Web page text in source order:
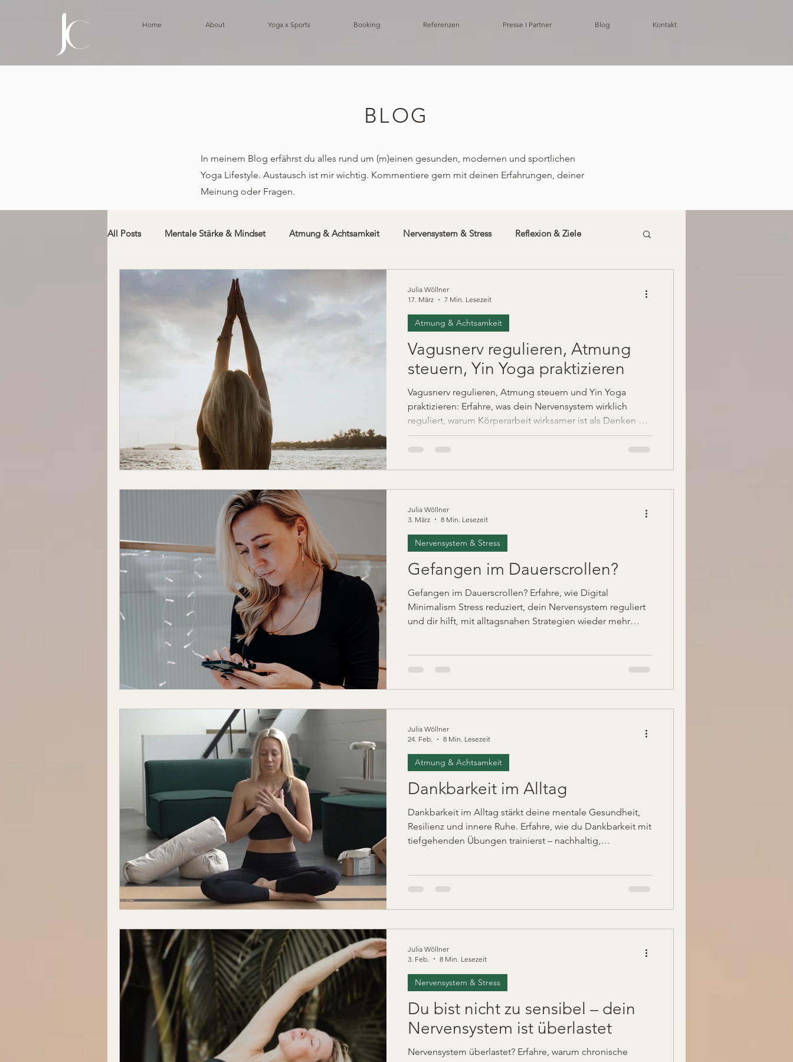
Home About Yoga x Sports Booking Referenzen Presse I Partner Blog Kontakt
BLOG
In meinem Blog erfährst du alles rund um (m)einen gesunden, modernen und sportlichen
Yoga Lifestyle. Austausch ist mir wichtig. Kommentiere gern mit deinen Erfahrungen, deiner
Meinung oder Fragen.
All Posts Mentale Stärke & Mindset Atmung & Achtsamkeit Nervensystem & Stress Reflexion & Ziele
Vagusnerv regulieren, Atmung
steuern, Yin Yoga praktizieren
Vagusnerv regulieren, Atmung steuern und Yin Yoga
praktizieren: Erfahre, was dein Nervensystem wirklich
reguliert, warum Körperarbeit wirksamer ist als Denken –
wissenschaftlich fundiert, alltagsnah und ohne Esoterik.
Atmung & Achtsamkeit
Julia Wöllner
17. März
7 Min. Lesezeit
Gefangen im Dauerscrollen?
Gefangen im Dauerscrollen? Erfahre, wie Digital
Minimalism Stress reduziert, dein Nervensystem reguliert
und dir hilft, mit alltagsnahen Strategien wieder mehr
Nervensystem & Stress
Julia Wöllner
3. März
8 Min. Lesezeit
Dankbarkeit im Alltag
Dankbarkeit im Alltag stärkt deine mentale Gesundheit,
Resilienz und innere Ruhe. Erfahre, wie du Dankbarkeit mit
tiefgehenden Übungen trainierst – nachhaltig,
Atmung & Achtsamkeit
Julia Wöllner
24. Feb.
8 Min. Lesezeit
Du bist nicht zu sensibel – dein
Nervensystem ist überlastet
Nervensystem überlastet? Erfahre, warum chronische
Nervensystem & Stress
Julia Wöllner
3. Feb.
8 Min. Lesezeit